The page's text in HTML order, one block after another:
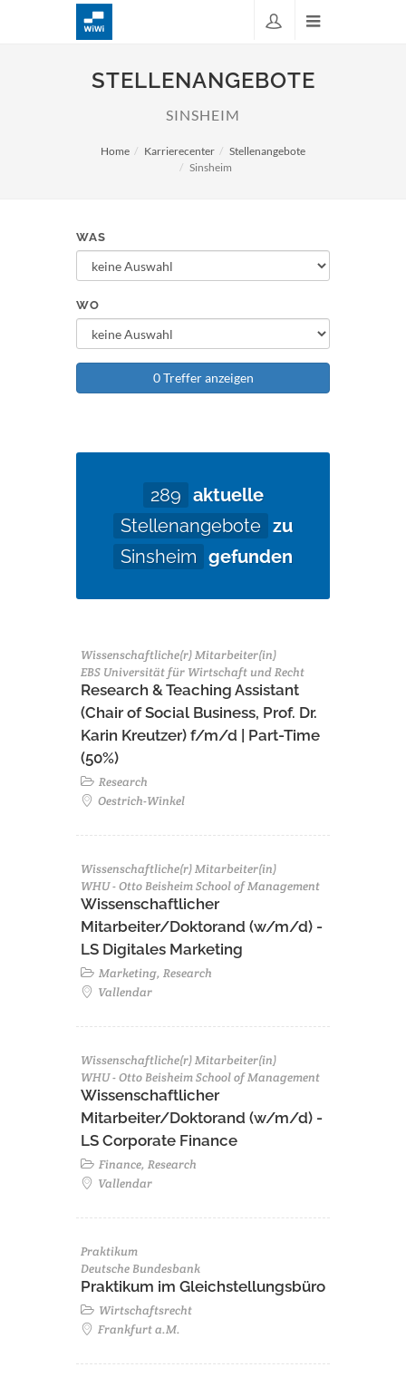
STELLENANGEBOTE
SINSHEIM
Home Karrierecenter
Stellenangebote
Sinsheim
WAS
WO
0 Treffer anzeigen
289 aktuelle
Stellenangebote zu
Sinsheim gefunden
Wissenschaftliche(r) Mitarbeiter(in)
EBS Universität für Wirtschaft und Recht
Research & Teaching Assistant
(Chair of Social Business, Prof. Dr.
Karin Kreutzer) f/m/d | Part-Time
(50%)
Research
Oestrich-Winkel
Wissenschaftliche(r) Mitarbeiter(in)
WHU - Otto Beisheim School of Management
Wissenschaftlicher
Mitarbeiter/Doktorand (w/m/d) -
LS Digitales Marketing
Marketing, Research
Vallendar
Wissenschaftliche(r) Mitarbeiter(in)
WHU - Otto Beisheim School of Management
Wissenschaftlicher
Mitarbeiter/Doktorand (w/m/d) -
LS Corporate Finance
Finance, Research
Vallendar
Praktikum
Deutsche Bundesbank
Praktikum im Gleichstellungsbüro
Wirtschaftsrecht
Frankfurt a.M.